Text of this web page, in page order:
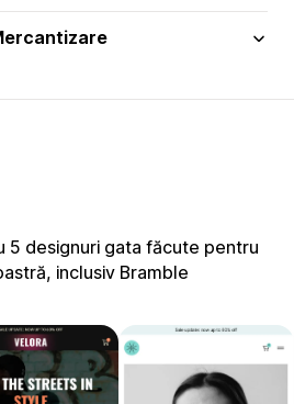
5 designuri gata făcute pentru
inclusiv Bramble